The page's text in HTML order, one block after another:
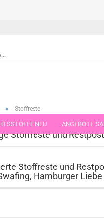
NEU ANGEBOTE
GUTSCHEINE PORTO-
» Stoffreste
Stoffreste und
Stoffreste und
Hamburger